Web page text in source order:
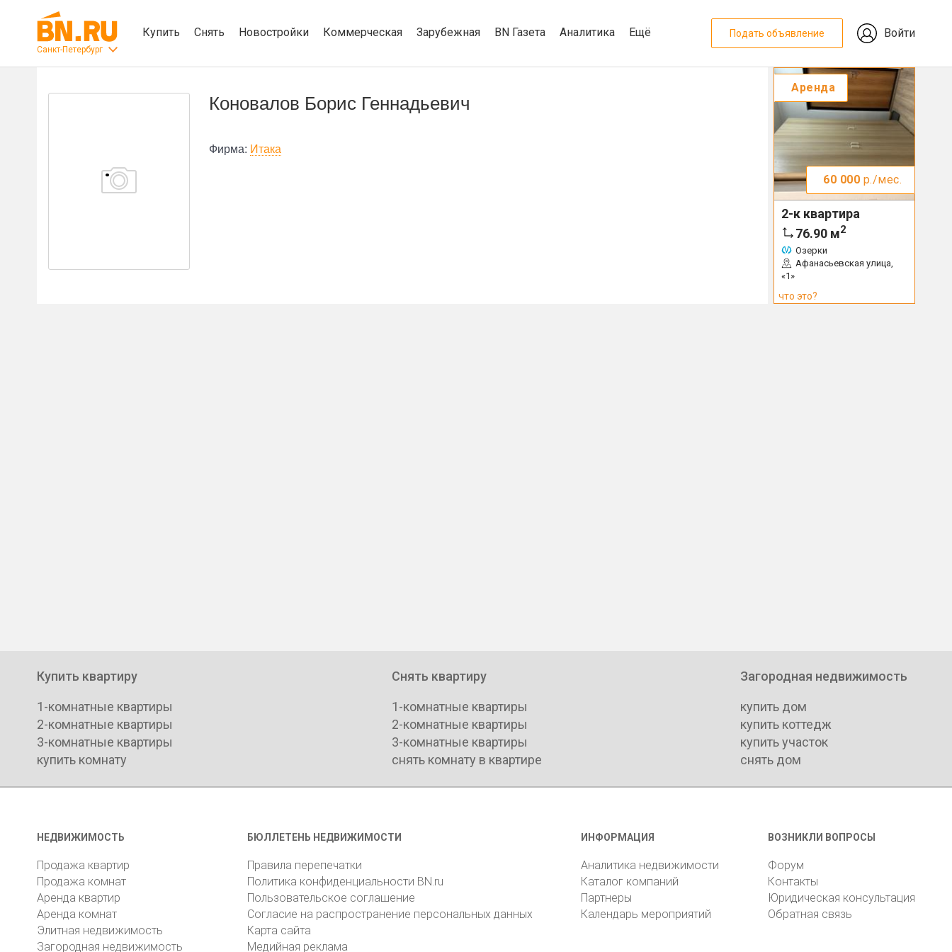
Санкт-Петербург
Купить Снять Новостройки Коммерческая Зарубежная BN Газета Аналитика Ещё Подать объявление Войти
Коновалов Борис Геннадьевич
Фирма: Итака
Аренда
60 000 р./мес.
2-к квартира
76.90 м2
Озерки
Афанасьевская улица,
«1»
что это?
Купить квартиру
1-комнатные квартиры
2-комнатные квартиры
3-комнатные квартиры
купить комнату
Снять квартиру
1-комнатные квартиры
2-комнатные квартиры
3-комнатные квартиры
снять комнату в квартире
Загородная недвижимость
купить дом
купить коттедж
купить участок
снять дом
НЕДВИЖИМОСТЬ
Продажа квартир
Продажа комнат
Аренда квартир
Аренда комнат
Элитная недвижимость
Загородная недвижимость
БЮЛЛЕТЕНЬ НЕДВИЖИМОСТИ
Правила перепечатки
Политика конфиденциальности BN.ru
Пользовательское соглашение
Согласие на распространение персональных данных
Карта сайта
Медийная реклама
ИНФОРМАЦИЯ
Аналитика недвижимости
Каталог компаний
Партнеры
Календарь мероприятий
ВОЗНИКЛИ ВОПРОСЫ
Форум
Контакты
Юридическая консультация
Обратная связь